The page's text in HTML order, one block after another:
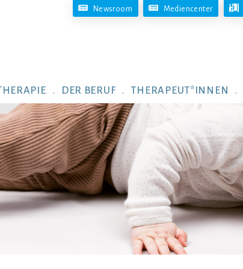
Newsroom Mediencenter
DER BERUF THERAPEUT*INNEN